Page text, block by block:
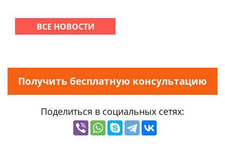
ВСЕ НОВОСТИ
Получить бесплатную консультацию
Поделиться в социальных сетях: